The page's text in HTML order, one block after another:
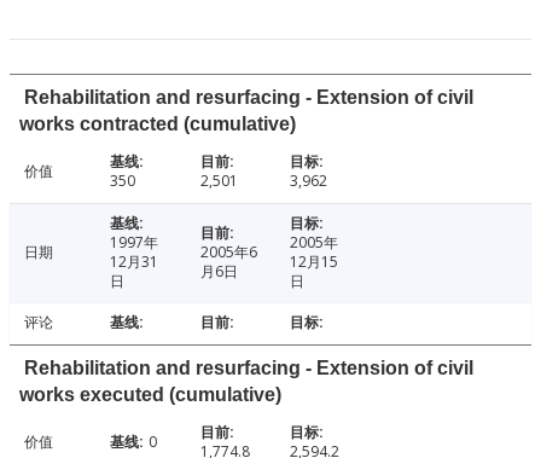
Rehabilitation and resurfacing - Extension of civil
works contracted (cumulative)
价值 350 2,501 3,962
日期
1997年
12月31
日
2005年6
月6日
2005年
12月15
日
评论
Rehabilitation and resurfacing - Extension of civil
works executed (cumulative)
价值 0 1,774.8 2,594.2